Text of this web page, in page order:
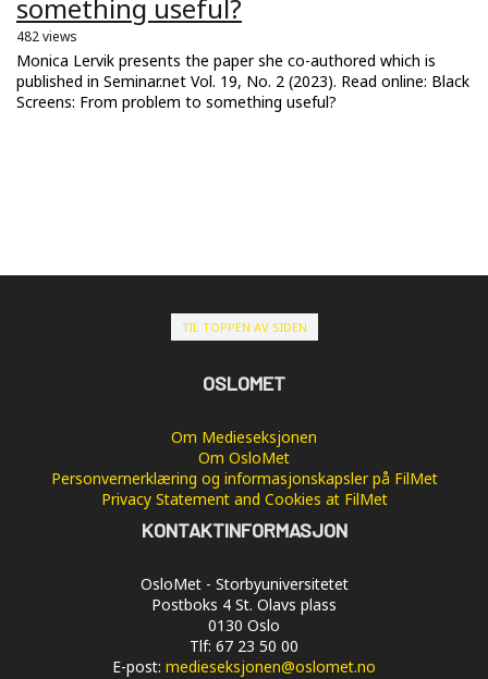
something useful?
482 views
Monica Lervik presents the paper she co-authored which is
published in Seminar.net Vol. 19, No. 2 (2023). Read online: Black
Screens: From problem to something useful?
TIL TOPPEN AV SIDEN
OSLOMET
Om Medieseksjonen
Om OsloMet
Personvernerklæring og informasjonskapsler på FilMet
Privacy Statement and Cookies at FilMet
KONTAKTINFORMASJON
OsloMet - Storbyuniversitetet
Postboks 4 St. Olavs plass
0130 Oslo
Tlf: 67 23 50 00
E-post: medieseksjonen@oslomet.no